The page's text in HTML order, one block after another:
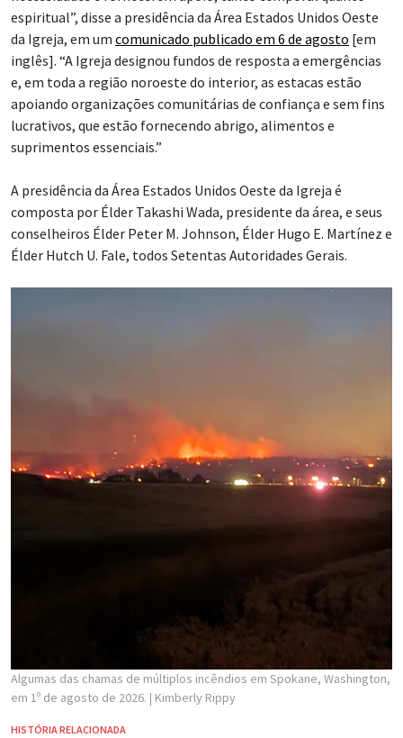
espiritual”, disse a presidência da Área Estados Unidos Oeste
da Igreja, em um comunicado publicado em 6 de agosto [em
inglês]. “A Igreja designou fundos de resposta a emergências
e, em toda a região noroeste do interior, as estacas estão
apoiando organizações comunitárias de confiança e sem fins
lucrativos, que estão fornecendo abrigo, alimentos e
suprimentos essenciais.”
A presidência da Área Estados Unidos Oeste da Igreja é
composta por Élder Takashi Wada, presidente da área, e seus
conselheiros Élder Peter M. Johnson, Élder Hugo E. Martínez e
Élder Hutch U. Fale, todos Setentas Autoridades Gerais.
Algumas das chamas de múltiplos incêndios em Spokane, Washington,
em 1º de agosto de 2026. | Kimberly Rippy
HISTÓRIA RELACIONADA